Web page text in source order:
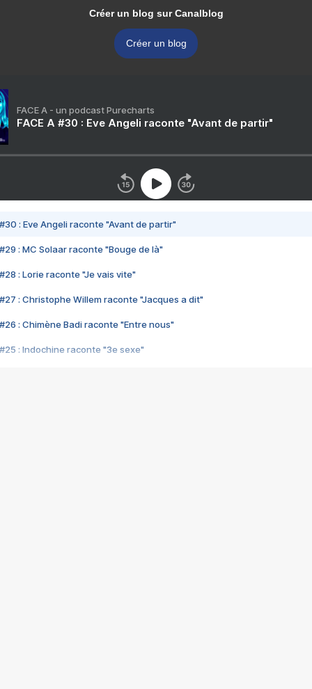
Créer un blog sur Canalblog
Créer un blog
FACE A - un podcast Purecharts
FACE A #30 : Eve Angeli raconte "Avant de partir"
#30 : Eve Angeli raconte "Avant de partir"
#29 : MC Solaar raconte "Bouge de là"
#28 : Lorie raconte "Je vais vite"
#27 : Christophe Willem raconte "Jacques a dit"
#26 : Chimène Badi raconte "Entre nous"
#25 : Indochine raconte "3e sexe"